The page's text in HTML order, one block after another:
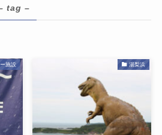
tag –
施設 湯梨浜